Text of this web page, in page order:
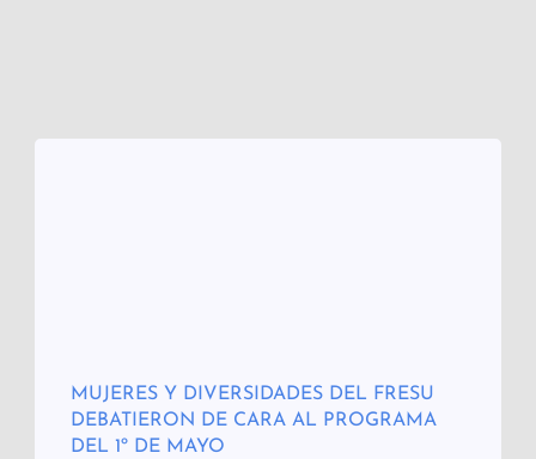
MUJERES Y DIVERSIDADES DEL FRESU
DEBATIERON DE CARA AL PROGRAMA
DEL 1º DE MAYO